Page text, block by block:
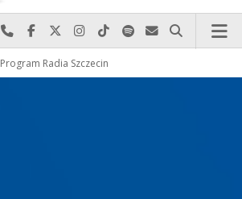
Najlepiej po prostu do nas zadzwoń
Odwiedź nas na Facebook-u
Odwiedź nas na X
Odwiedź nas na Instagram-ie
Odwiedź nas na TikTok-u
Szukaj nas na Spotify
Wyślij do nas
Szukaj
Program Radia Szczecin